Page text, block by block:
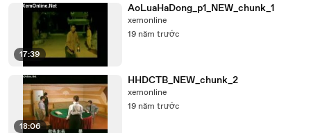
17:39
AoLuaHaDong_p1_NEW_chunk_1
xemonline
19 năm trước
18:06
HHDCTB_NEW_chunk_2
xemonline
19 năm trước